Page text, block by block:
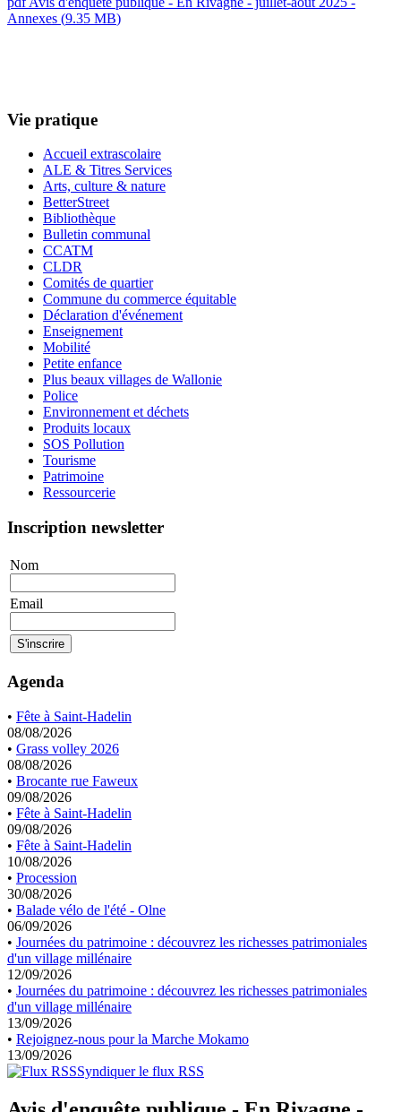
Annexes (9.35 MB)
Vie pratique
Accueil extrascolaire
ALE & Titres Services
Arts, culture & nature
BetterStreet
Bibliothèque
Bulletin communal
CCATM
CLDR
Comités de quartier
Commune du commerce équitable
Déclaration d'événement
Enseignement
Mobilité
Petite enfance
Plus beaux villages de Wallonie
Police
Environnement et déchets
Produits locaux
SOS Pollution
Tourisme
Patrimoine
Ressourcerie
Inscription newsletter
Nom
Email
Agenda
• Fête à Saint-Hadelin
08/08/2026
• Grass volley 2026
08/08/2026
• Brocante rue Faweux
09/08/2026
• Fête à Saint-Hadelin
09/08/2026
• Fête à Saint-Hadelin
10/08/2026
• Procession
30/08/2026
• Balade vélo de l'été - Olne
06/09/2026
• Journées du patrimoine : découvrez les richesses patrimoniales
d'un village millénaire
12/09/2026
• Journées du patrimoine : découvrez les richesses patrimoniales
d'un village millénaire
13/09/2026
• Rejoignez-nous pour la Marche Mokamo
13/09/2026
Syndiquer le flux RSS